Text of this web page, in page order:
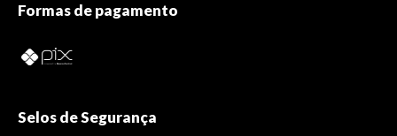
Formas de pagamento
Selos de Segurança